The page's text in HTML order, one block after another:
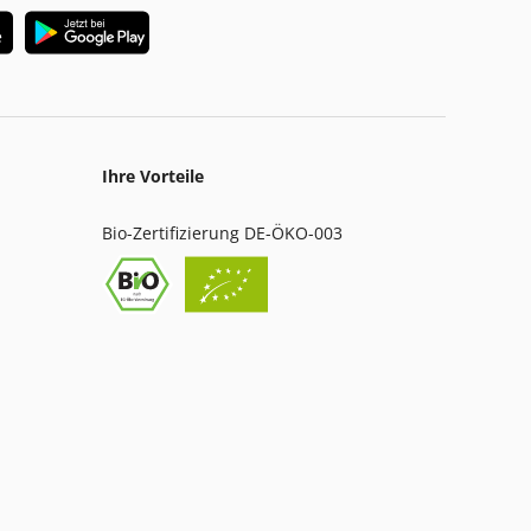
Ihre Vorteile
Bio-Zertifizierung DE-ÖKO-003